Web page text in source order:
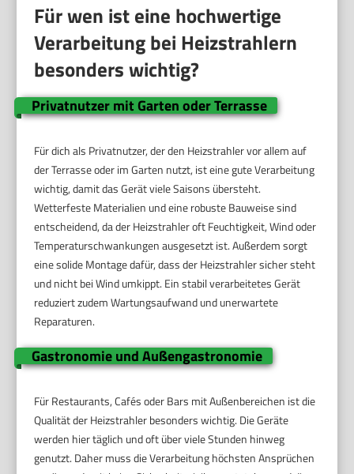
Für wen ist eine hochwertige
Verarbeitung bei Heizstrahlern
besonders wichtig?
Privatnutzer mit Garten oder Terrasse
Für dich als Privatnutzer, der den Heizstrahler vor allem auf
der Terrasse oder im Garten nutzt, ist eine gute Verarbeitung
wichtig, damit das Gerät viele Saisons übersteht.
Wetterfeste Materialien und eine robuste Bauweise sind
entscheidend, da der Heizstrahler oft Feuchtigkeit, Wind oder
Temperaturschwankungen ausgesetzt ist. Außerdem sorgt
eine solide Montage dafür, dass der Heizstrahler sicher steht
und nicht bei Wind umkippt. Ein stabil verarbeitetes Gerät
reduziert zudem Wartungsaufwand und unerwartete
Reparaturen.
Gastronomie und Außengastronomie
Für Restaurants, Cafés oder Bars mit Außenbereichen ist die
Qualität der Heizstrahler besonders wichtig. Die Geräte
werden hier täglich und oft über viele Stunden hinweg
genutzt. Daher muss die Verarbeitung höchsten Ansprüchen